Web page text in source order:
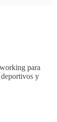
para
y